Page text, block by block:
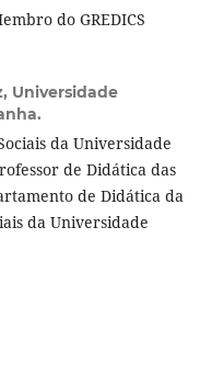
do GREDICS
Universidade
da Universidade
de Didática das
de Didática da
da Universidade